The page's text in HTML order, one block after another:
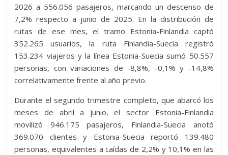
2026 a 556.056 pasajeros, marcando un descenso de
7,2% respecto a junio de 2025. En la distribución de
rutas de ese mes, el tramo Estonia-Finlandia captó
352.265 usuarios, la ruta Finlandia-Suecia registró
153.234 viajeros y la línea Estonia-Suecia sumó 50.557
personas, con variaciones de -8,8%, -0,1% y -14,8%
correlativamente frente al año previo.
Durante el segundo trimestre completo, que abarcó los
meses de abril a junio, el sector Estonia-Finlandia
movilizó 946.175 pasajeros, Finlandia-Suecia anotó
369.070 clientes y Estonia-Suecia reportó 139.480
personas, equivalentes a caídas de 2,2% y 10,1% en las